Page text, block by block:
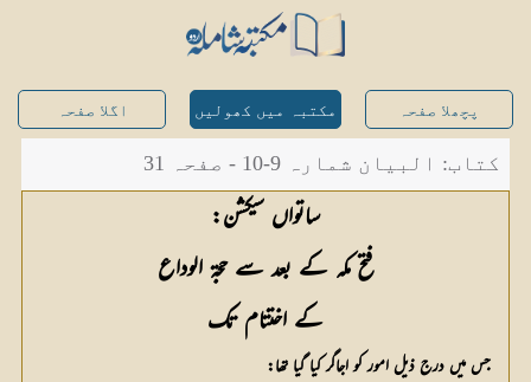
پچھلا صفحہ مکتبہ میں کھولیں اگلا صفحہ
کتاب: البیان شمارہ 9-10 - صفحہ 31
ساتواں سیکشن:
فتح مکہ کے بعد سے حجۃ الوداع
کے اختتام تک
جس میں درج ذیل امور کو اجاگر کیا گیا تھا: